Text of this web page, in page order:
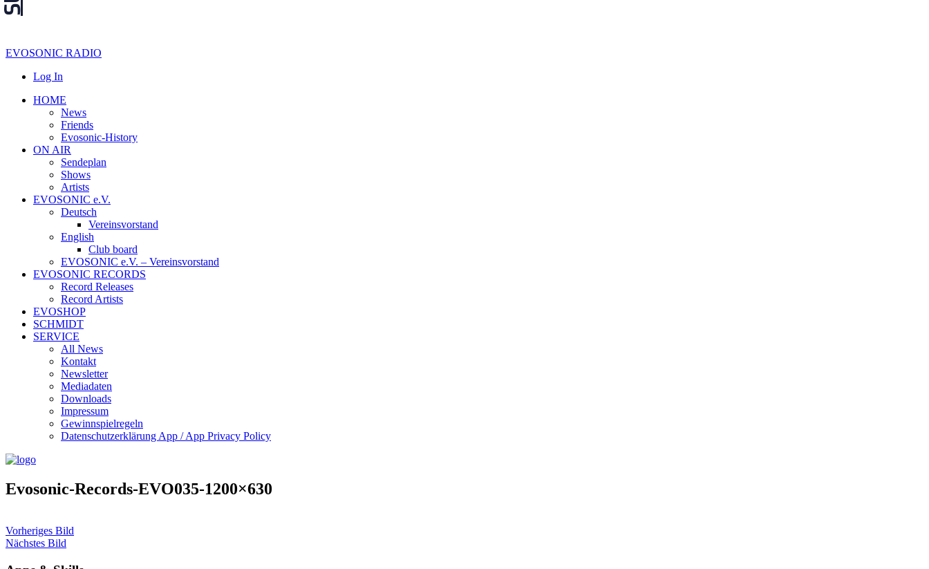
EVOSONIC RADIO
Log In
HOME
News
Friends
Evosonic-History
ON AIR
Sendeplan
Shows
Artists
EVOSONIC e.V.
Deutsch
Vereinsvorstand
English
Club board
EVOSONIC e.V. ‒ Vereinsvorstand
EVOSONIC RECORDS
Record Releases
Record Artists
EVOSHOP
SCHMIDT
SERVICE
All News
Kontakt
Newsletter
Mediadaten
Downloads
Impressum
Gewinnspielregeln
Datenschutzerklärung App / App Privacy Policy
Evosonic-Records-EVO035-1200×630
Vorheriges Bild
Nächstes Bild